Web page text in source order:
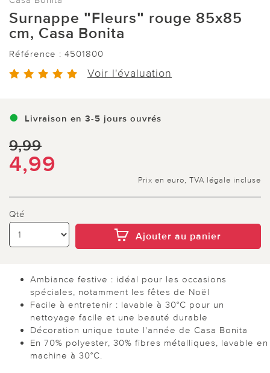
Surnappe ʺFleursʺ rouge 85x85
cm, Casa Bonita
Référence : 4501800
Voir l'évaluation
Livraison en 3-5 jours ouvrés
9,99
4,99
Prix en euro, TVA légale incluse
Qté
Ajouter au panier
Ambiance festive : idéal pour les occasions
spéciales, notamment les fêtes de Noël
Facile à entretenir : lavable à 30°C pour un
nettoyage facile et une beauté durable
Décoration unique toute l'année de Casa Bonita
En 70% polyester, 30% fibres métalliques, lavable en
machine à 30°C.